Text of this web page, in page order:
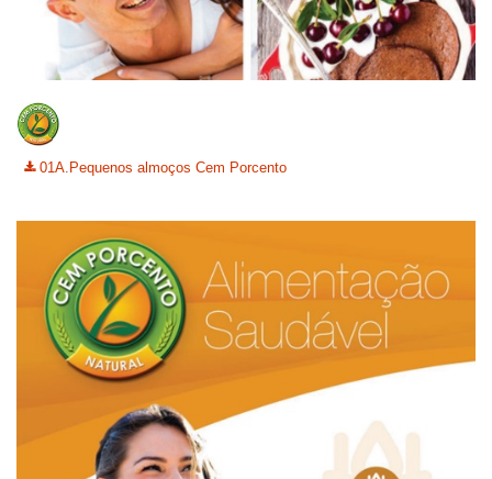
01A.Pequenos almoços Cem Porcento